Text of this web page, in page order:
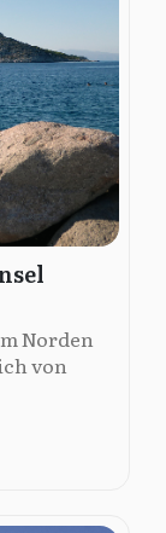
Norden
von